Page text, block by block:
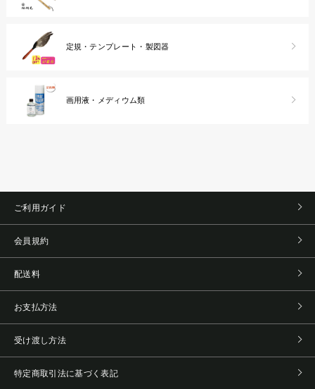
定規・テンプレート・製図器
画用液・メディウム類
ご利用ガイド
会員規約
配送料
お支払方法
受け渡し方法
特定商取引法に基づく表記